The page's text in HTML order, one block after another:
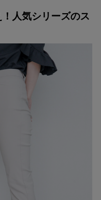
人気シリーズのス